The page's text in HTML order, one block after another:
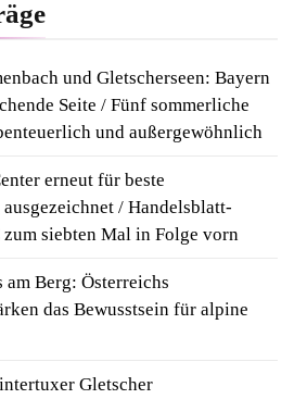
und Gletscherseen: Bayern
Seite / Fünf sommerliche
und außergewöhnlich
erneut für beste
/ Handelsblatt-
zum siebten Mal in Folge vorn
am Berg: Österreichs
das Bewusstsein für alpine
Gletscher